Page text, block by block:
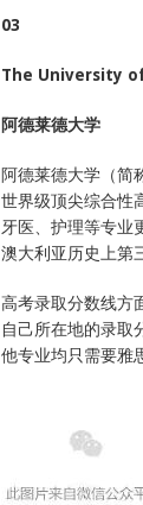
03
The University
阿德莱德大学
阿德莱德大学（简
世界级顶尖综合性
牙医、护理等专业
澳大利亚历史上第
高考录取分数线方
自己所在地的录取
他专业均只需要雅